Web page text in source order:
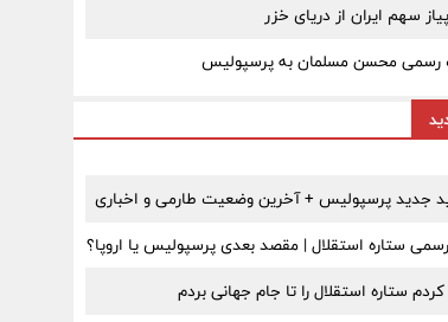
سهم ایران از دریای خزر
رسمی محسن مسلمان به پرسپولیس
جدید پرسپولیس + آخرین وضعیت طارمی و اخباری
ستاره استقلال | مقصد بعدی پرسپولیس یا اروپا؟
ستاره استقلال را تا جام جهانی بردم